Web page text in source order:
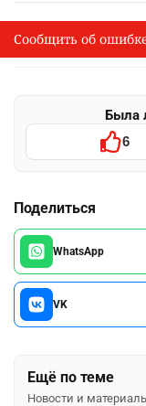
I
Сообщить об
Выделите фрагмент
Была
6
Поделиться
WhatsApp
VK
Ещё по теме
Новости и
Сообщить об